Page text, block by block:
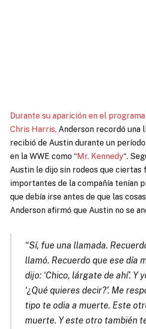
Durante su aparición en el
Chris Harris, Anderson recordó una
recibió de Austin durante un
en la WWE como “Mr. Kennedy“.
Austin le dijo sin rodeos que ciertas
importantes de la compañía tenían
que debía irse antes de que las
Anderson afirmó que Austin no se
“Sí, fue una llamada.
llamó. Recuerdo que ese día
dijo: ‘Chico, lárgate de ahí’. Y
‘¿Qué quieres decir?’. Me
tipo te odia a muerte. Este
muerte. Y este otro también